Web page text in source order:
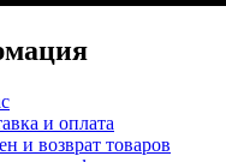
и оплата
и возврат товаров